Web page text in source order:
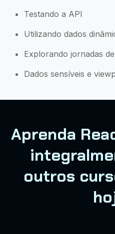
Testando a API
Utilizando dados
Explorando jornadas
Dados sensíveis e
Aprenda
outros